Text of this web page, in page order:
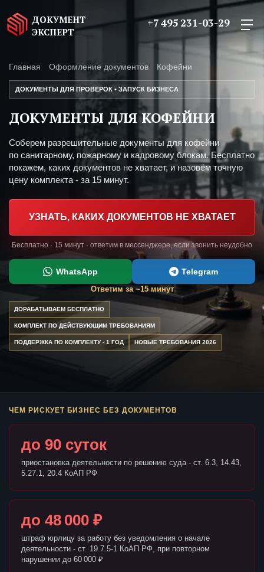
ДОКУМЕНТ
ЭКСПЕРТ
+7 495 231-03-29
Главная Оформление документов Кофейни
ДОКУМЕНТЫ ДЛЯ ПРОВЕРОК • ЗАПУСК БИЗНЕСА
ДОКУМЕНТЫ ДЛЯ КОФЕЙНИ
Соберем разрешительные документы для кофейни
по санитарному, пожарному и кадровому блокам. Бесплатно
покажем, каких документов не хватает, и назовём точную
цену комплекта - за 15 минут.
УЗНАТЬ, КАКИХ ДОКУМЕНТОВ НЕ ХВАТАЕТ
Бесплатно · 15 минут · ответим в мессенджере, если звонить неудобно
WhatsApp Telegram
Ответим за ~15 минут
ДОРАБАТЫВАЕМ БЕСПЛАТНО
КОМПЛЕКТ ПО ДЕЙСТВУЮЩИМ ТРЕБОВАНИЯМ
ПОДДЕРЖКА ПО КОМПЛЕКТУ - 1 ГОД НОВЫЕ ТРЕБОВАНИЯ 2026
ЧЕМ РИСКУЕТ БИЗНЕС БЕЗ ДОКУМЕНТОВ
до 90 суток
приостановка деятельности по решению суда - ст. 6.3, 14.43,
5.27.1, 20.4 КоАП РФ
до 48 000 ₽
штраф юрлицу за работу без уведомления о начале
деятельности - ст. 19.7.5-1 КоАП РФ, при повторном
нарушении до 60 000 ₽